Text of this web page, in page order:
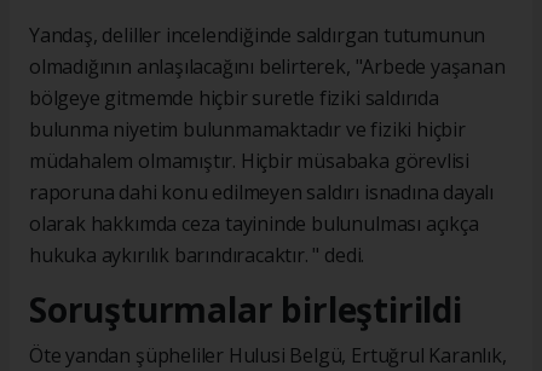
Yandaş, deliller incelendiğinde saldırgan tutumunun
olmadığının anlaşılacağını belirterek, "Arbede yaşanan
bölgeye gitmemde hiçbir suretle fiziki saldırıda
bulunma niyetim bulunmamaktadır ve fiziki hiçbir
müdahalem olmamıştır. Hiçbir müsabaka görevlisi
raporuna dahi konu edilmeyen saldırı isnadına dayalı
olarak hakkımda ceza tayininde bulunulması açıkça
hukuka aykırılık barındıracaktır. " dedi.
Soruşturmalar birleştirildi
Öte yandan şüpheliler Hulusi Belgü, Ertuğrul Karanlık,